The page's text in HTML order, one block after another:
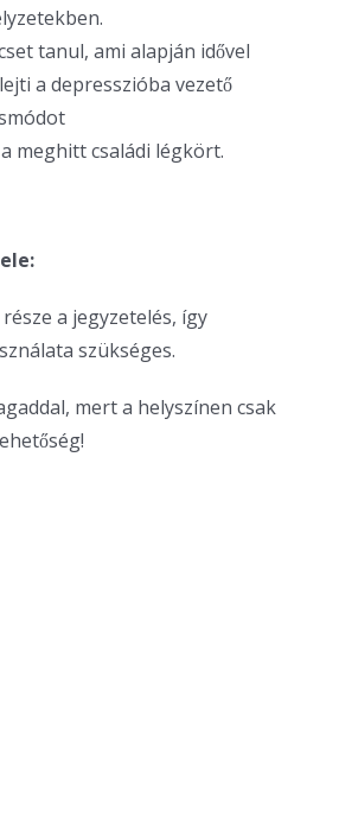
tanul, ami alapján idővel
a depresszióba vezető
meghitt családi légkört.
a jegyzetelés, így
szükséges.
mert a helyszínen csak